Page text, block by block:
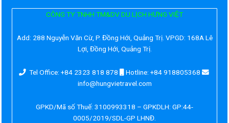
CÔNG TY TNHH TM&DV DU LỊCH HƯNG VIỆT
Add: 288 Nguyễn Văn Cừ, P. Đồng Hới, Quảng Trị. VPGD: 168A Lê
Lợi, Đồng Hới, Quảng Trị.
Tel Office: +84 2323 818 878
Hotline: +84 918805368
info@hungvietravel.com
GPKD/Mã số Thuế: 3100993318 – GPKDLH: GP:44-
0005/2019/SDL-GP LHNĐ.